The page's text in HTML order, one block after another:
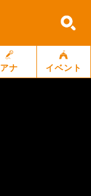
アナ イベント